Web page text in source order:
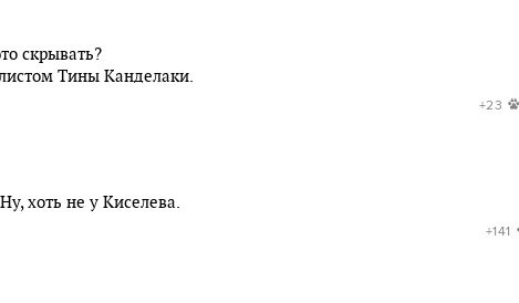
скрывать?
Тины Канделаки.
+23
хоть не у Киселева.
+141